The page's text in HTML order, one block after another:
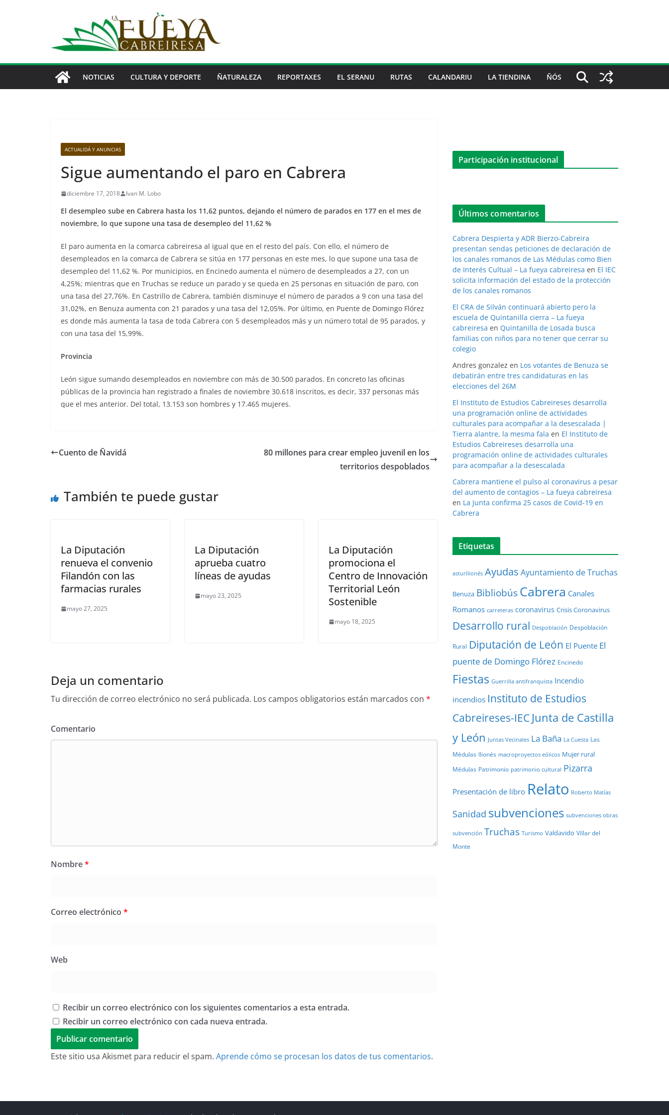
NOTICIAS CULTURA Y DEPORTE ÑATURALEZA REPORTAXES EL SERANU RUTAS CALANDARIU LA TIENDINA ÑÓS
ACTUALIDÁ Y ANUNCIAS
Sigue aumentando el paro en Cabrera
diciembre 17, 2018 Ivan M. Lobo
El desempleo sube en Cabrera hasta los 11,62 puntos, dejando el número de parados en 177 en el mes de
noviembre, lo que supone una tasa de desempleo del 11,62 %
El paro aumenta en la comarca cabreiresa al igual que en el resto del país. Con ello, el número de
desempleados en la comarca de Cabrera se sitúa en 177 personas en este mes, lo que supone una tasa de
desempleo del 11,62 %. Por municipios, en Encinedo aumenta el número de desempleados a 27, con un
4,25%; mientras que en Truchas se reduce un parado y se queda en 25 personas en situación de paro, con
una tasa del 27,76%. En Castrillo de Cabrera, también disminuye el número de parados a 9 con una tasa del
31,02%, en Benuza aumenta con 21 parados y una tasa del 12,05%. Por último, en Puente de Domingo Flórez
es donde más aumenta la tasa de toda Cabrera con 5 desempleados más y un número total de 95 parados, y
con una tasa del 15,99%.
Provincia
León sigue sumando desempleados en noviembre con más de 30.500 parados. En concreto las oficinas
públicas de la provincia han registrado a finales de noviembre 30.618 inscritos, es decir, 337 personas más
que el mes anterior. Del total, 13.153 son hombres y 17.465 mujeres.
Cuento de Ñavidá
80 millones para crear empleo juvenil en los
territorios despoblados
También te puede gustar
La Diputación
renueva el convenio
Filandón con las
farmacias rurales
mayo 27, 2025
La Diputación
aprueba cuatro
líneas de ayudas
mayo 23, 2025
La Diputación
promociona el
Centro de Innovación
Territorial León
Sostenible
mayo 18, 2025
Deja un comentario
Tu dirección de correo electrónico no será publicada. Los campos obligatorios están marcados con *
Comentario
Nombre*
Correo electrónico *
Web
Recibir un correo electrónico con los siguientes comentarios a esta entrada.
Recibir un correo electrónico con cada nueva entrada.
Este sitio usa Akismet para reducir el spam. Aprende cómo se procesan los datos de tus comentarios.
Participación institucional
Últimos comentarios
Cabrera Despierta y ADR Bierzo-Cabreira
presentan sendas peticiones de declaración de
los canales romanos de Las Médulas como Bien
de Interés Cultual – La fueya cabreiresa en El IEC
solicita información del estado de la protección
de los canales romanos
El CRA de Silván continuará abierto pero la
escuela de Quintanilla cierra – La fueya
cabreiresa en Quintanilla de Losada busca
familias con niños para no tener que cerrar su
colegio
Andres gonzalez en Los votantes de Benuza se
debatirán entre tres candidaturas en las
elecciones del 26M
El Instituto de Estudios Cabreireses desarrolla
una programación online de actividades
culturales para acompañar a la desescalada |
Tierra alantre, la mesma fala en El Instituto de
Estudios Cabreireses desarrolla una
programación online de actividades culturales
para acompañar a la desescalada
Cabrera mantiene el pulso al coronavirus a pesar
del aumento de contagios – La fueya cabreiresa
en La Junta confirma 25 casos de Covid-19 en
Cabrera
Etiquetas
asturllionés Ayudas Ayuntamiento de Truchas
Benuza BibliobúsCabrera Canales
Romanos carreteras coronavirus Crisis Coronavirus
Desarrollo rural Despoblación Despoblación
Rural Diputación de León El Puente El
puente de Domingo Flórez Encinedo
Fiestas Guerrilla antifranquista Incendio
incendios Instituto de Estudios
Cabreireses-IEC Junta de Castilla
y León Juntas Vecinales La Baña La Cuesta Las
Médulas llionés macroproyectos eólicos Mujer rural
Médulas Patrimonio patrimonio cultural Pizarra
Presentación de libro Relato Roberto Matías
Sanidad subvenciones subvenciones obras
subvención Truchas Turismo Valdavido Villar del
Monte